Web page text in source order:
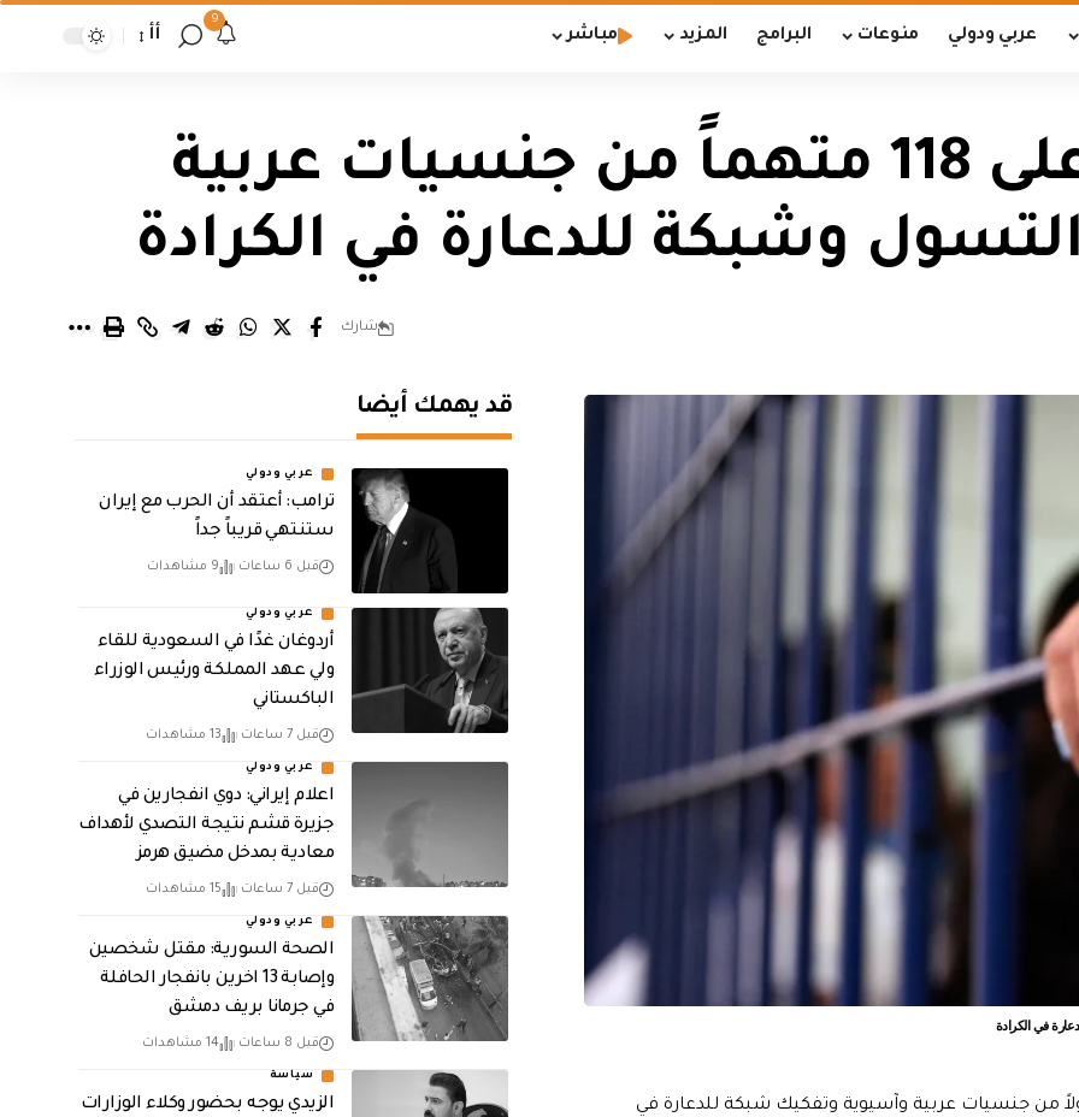
عربي ودولي منوعات البرامج المزيد مباشر
9
أأ
الداخلية: القبض على 118 متهماً من جنسيات عربية
وشبكة للدعارة في الكرادة
شارك
الداخلية، اليوم الجمعة، القبض على 118 متسولاً من جنسيات عربية وآسيوية وتفكيك شبكة للدعارة في
قد يهمك أيضا
عربي ودولي
‏ترامب: أعتقد أن الحرب مع إيران
ستنتهي قريباً جداً
قبل 6 ساعات 9 مشاهدات
عربي ودولي
أردوغان غدًا في السعودية للقاء
ولي عهد المملكة ورئيس الوزراء
الباكستاني
قبل 7 ساعات 13 مشاهدات
عربي ودولي
اعلام إيراني: دوي انفجارين في
جزيرة قشم نتيجة التصدي لأهداف
معادية بمدخل مضيق هرمز
قبل 7 ساعات 15 مشاهدات
عربي ودولي
الصحة السورية: مقتل شخصين
وإصابة 13 اخرين بانفجار الحافلة
في جرمانا بريف دمشق
قبل 8 ساعات 14 مشاهدات
سياسة
الزيدي يوجه بحضور وكلاء الوزارات